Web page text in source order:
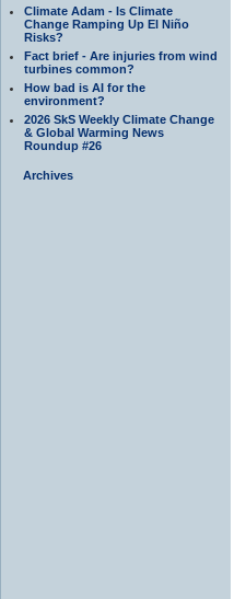
Climate Adam - Is Climate
Change Ramping Up El Niño
Risks?
Fact brief - Are injuries from wind
turbines common?
How bad is AI for the
environment?
2026 SkS Weekly Climate Change
& Global Warming News
Roundup #26
Archives